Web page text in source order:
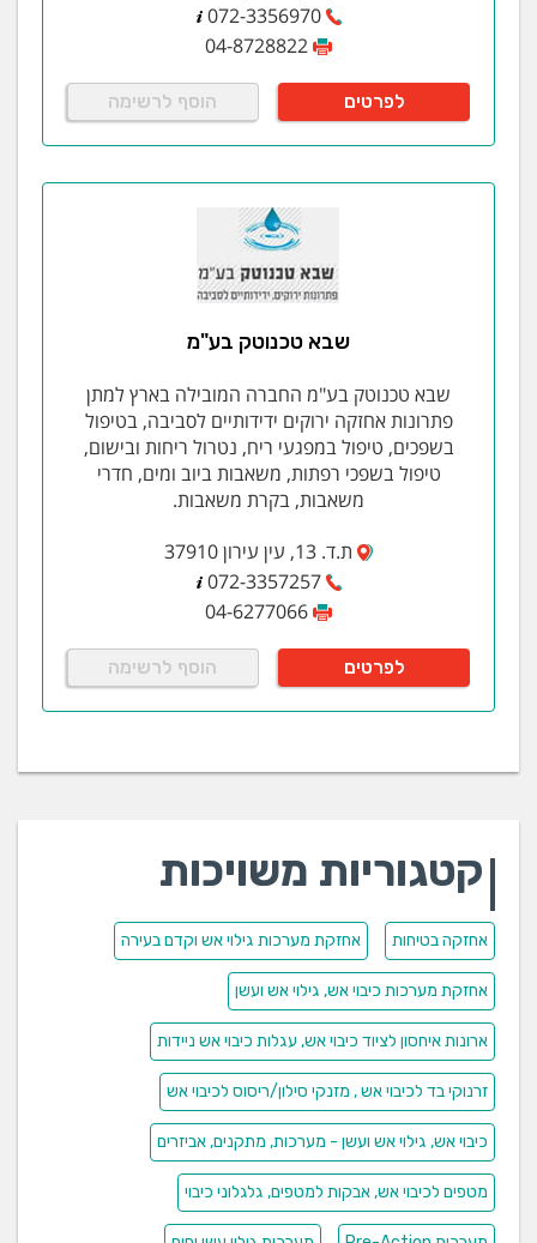
072-3356970
04-8728822
לפרטים הוסף לרשימה
שבא טכנוטק בע"מ
שבא טכנוטק בע"מ החברה המובילה בארץ למתן
פתרונות אחזקה ירוקים ידידותיים לסביבה, בטיפול
בשפכים, טיפול במפגעי ריח, נטרול ריחות ובישום,
טיפול בשפכי רפתות, משאבות ביוב ומים, חדרי
משאבות, בקרת משאבות.
ת.ד. 13, עין עירון 37910
072-3357257
04-6277066
לפרטים הוסף לרשימה
קטגוריות משויכות
אחזקה בטיחות אחזקת מערכות גילוי אש וקדם בעירה
אחזקת מערכות כיבוי אש, גילוי אש ועשן
ארונות איחסון לציוד כיבוי אש, עגלות כיבוי אש ניידות
זרנוקי בד לכיבוי אש , מזנקי סילון/ריסוס לכיבוי אש
כיבוי אש, גילוי אש ועשן - מערכות, מתקנים, אביזרים
מטפים לכיבוי אש, אבקות למטפים, גלגלוני כיבוי